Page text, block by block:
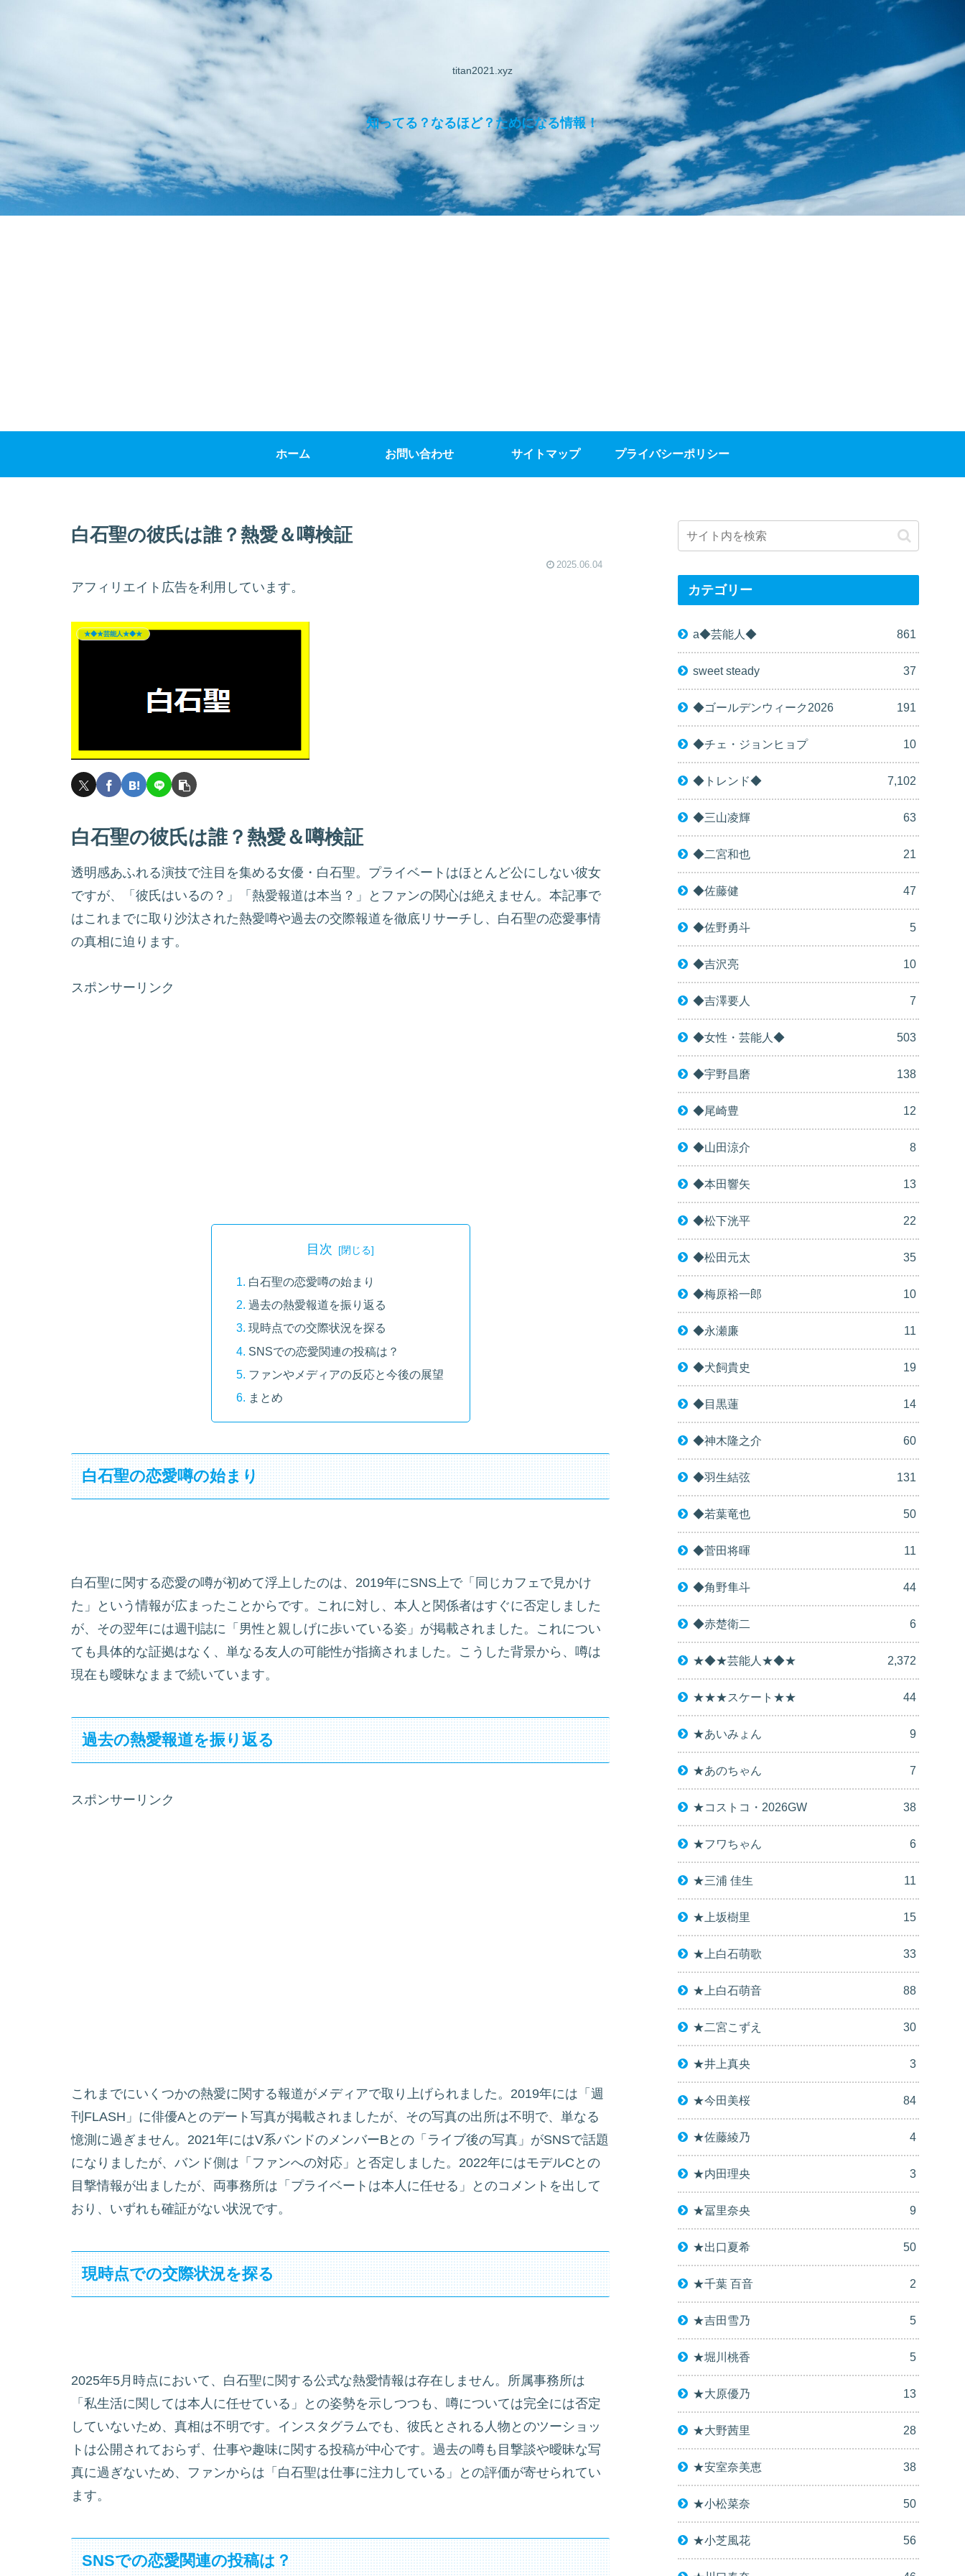
titan2021.xyz
知ってる？なるほど？ためになる情報！
ホーム お問い合わせ サイトマップ プライバシーポリシー
白石聖の彼氏は誰？熱愛＆噂検証
2025.06.04
アフィリエイト広告を利用しています。
★◆★芸能人★◆★
白石聖の彼氏は誰？熱愛＆噂検証
透明感あふれる演技で注目を集める女優・白石聖。プライベートはほとんど公にしない彼女
ですが、「彼氏はいるの？」「熱愛報道は本当？」とファンの関心は絶えません。本記事で
はこれまでに取り沙汰された熱愛噂や過去の交際報道を徹底リサーチし、白石聖の恋愛事情
の真相に迫ります。
スポンサーリンク
目次
白石聖の恋愛噂の始まり
過去の熱愛報道を振り返る
現時点での交際状況を探る
SNSでの恋愛関連の投稿は？
ファンやメディアの反応と今後の展望
まとめ
白石聖の恋愛噂の始まり
白石聖に関する恋愛の噂が初めて浮上したのは、2019年にSNS上で「同じカフェで見かけ
た」という情報が広まったことからです。これに対し、本人と関係者はすぐに否定しました
が、その翌年には週刊誌に「男性と親しげに歩いている姿」が掲載されました。これについ
ても具体的な証拠はなく、単なる友人の可能性が指摘されました。こうした背景から、噂は
現在も曖昧なままで続いています。
過去の熱愛報道を振り返る
スポンサーリンク
これまでにいくつかの熱愛に関する報道がメディアで取り上げられました。2019年には「週
刊FLASH」に俳優Aとのデート写真が掲載されましたが、その写真の出所は不明で、単なる
憶測に過ぎません。2021年にはV系バンドのメンバーBとの「ライブ後の写真」がSNSで話題
になりましたが、バンド側は「ファンへの対応」と否定しました。2022年にはモデルCとの
目撃情報が出ましたが、両事務所は「プライベートは本人に任せる」とのコメントを出して
おり、いずれも確証がない状況です。
現時点での交際状況を探る
2025年5月時点において、白石聖に関する公式な熱愛情報は存在しません。所属事務所は
「私生活に関しては本人に任せている」との姿勢を示しつつも、噂については完全には否定
していないため、真相は不明です。インスタグラムでも、彼氏とされる人物とのツーショッ
トは公開されておらず、仕事や趣味に関する投稿が中心です。過去の噂も目撃談や曖昧な写
真に過ぎないため、ファンからは「白石聖は仕事に注力している」との評価が寄せられてい
ます。
SNSでの恋愛関連の投稿は？
カテゴリー
a◆芸能人◆ 861
sweet steady 37
◆ゴールデンウィーク2026 191
◆チェ・ジョンヒョプ 10
◆トレンド◆ 7,102
◆三山凌輝 63
◆二宮和也 21
◆佐藤健 47
◆佐野勇斗 5
◆吉沢亮 10
◆吉澤要人 7
◆女性・芸能人◆ 503
◆宇野昌磨 138
◆尾崎豊 12
◆山田涼介 8
◆本田響矢 13
◆松下洸平 22
◆松田元太 35
◆梅原裕一郎 10
◆永瀬廉 11
◆犬飼貴史 19
◆目黒蓮 14
◆神木隆之介 60
◆羽生結弦 131
◆若葉竜也 50
◆菅田将暉 11
◆角野隼斗 44
◆赤楚衛二 6
★◆★芸能人★◆★ 2,372
★★★スケート★★ 44
★あいみょん 9
★あのちゃん 7
★コストコ・2026GW 38
★フワちゃん 6
★三浦 佳生 11
★上坂樹里 15
★上白石萌歌 33
★上白石萌音 88
★二宮こずえ 30
★井上真央 3
★今田美桜 84
★佐藤綾乃 4
★内田理央 3
★冨里奈央 9
★出口夏希 50
★千葉 百音 2
★吉田雪乃 5
★堀川桃香 5
★大原優乃 13
★大野茜里 28
★安室奈美恵 38
★小松菜奈 50
★小芝風花 56